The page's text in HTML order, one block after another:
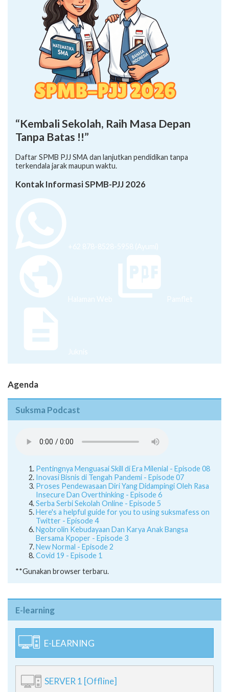
“Kembali Sekolah, Raih Masa Depan
Tanpa Batas !!”
Daftar SPMB PJJ SMA dan lanjutkan pendidikan tanpa
terkendala jarak maupun waktu.
Kontak Informasi SPMB-PJJ 2026
+62 878-8528-5958 (Ayumi)
Halaman Web Pamflet
Juknis
Agenda
Suksma Podcast
Pentingnya Menguasai Skill di Era Milenial - Episode 08
Inovasi Bisnis di Tengah Pandemi - Episode 07
Proses Pendewasaan Diri Yang Didampingi Oleh Rasa
Insecure Dan Overthinking - Episode 6
Serba Serbi Sekolah Online - Episode 5
Here's a helpful guide for you to using suksmafess on
Twitter - Episode 4
Ngobrolin Kebudayaan Dan Karya Anak Bangsa
Bersama Kpoper - Episode 3
New Normal - Episode 2
Covid 19 - Episode 1
**Gunakan browser terbaru.
E-learning
E-LEARNING
SERVER 1 [Offline]